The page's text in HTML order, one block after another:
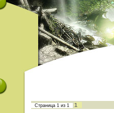
Страница 1 из 1 1